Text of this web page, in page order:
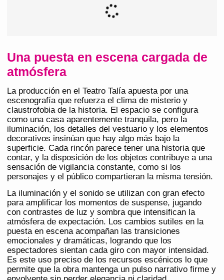
Una puesta en escena cargada de
atmósfera
La producción en el Teatro Talía apuesta por una
escenografía que refuerza el clima de misterio y
claustrofobia de la historia. El espacio se configura
como una casa aparentemente tranquila, pero la
iluminación, los detalles del vestuario y los elementos
decorativos insinúan que hay algo más bajo la
superficie. Cada rincón parece tener una historia que
contar, y la disposición de los objetos contribuye a una
sensación de vigilancia constante, como si los
personajes y el público compartieran la misma tensión.
La iluminación y el sonido se utilizan con gran efecto
para amplificar los momentos de suspense, jugando
con contrastes de luz y sombra que intensifican la
atmósfera de expectación. Los cambios sutiles en la
puesta en escena acompañan las transiciones
emocionales y dramáticas, logrando que los
espectadores sientan cada giro con mayor intensidad.
Es este uso preciso de los recursos escénicos lo que
permite que la obra mantenga un pulso narrativo firme y